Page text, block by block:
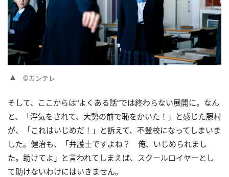
©カンテレ
そして、ここからは“よくある話”では終わらない展開に。なん
と、「浮気をされて、大勢の前で恥をかいた！」と感じた藤村
が、「これはいじめだ！」と訴えて、不登校になってしまいま
した。健治も、「弁護士ですよね？ 俺、いじめられまし
た。助けてよ」と言われてしまえば、スクールロイヤーとし
て助けないわけにはいきません。